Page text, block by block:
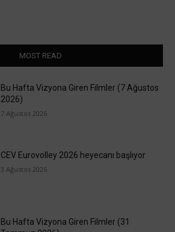
MOST READ
Bu Hafta Vizyona Giren Filmler (7 Ağustos
2026)
7 Ağustos 2026
CEV Eurovolley 2026 heyecanı başlıyor
3 Ağustos 2026
Bu Hafta Vizyona Giren Filmler (31